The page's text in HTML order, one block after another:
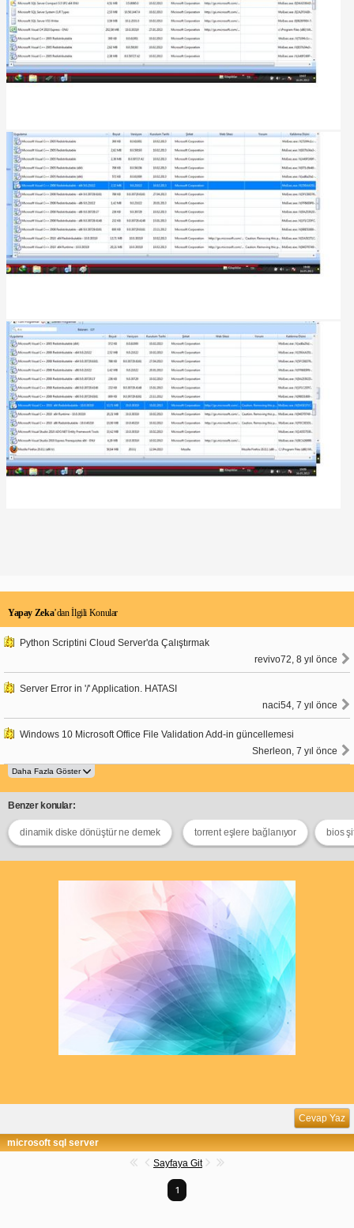
Yapay Zeka’dan İlgili Konular
Python Scriptini Cloud Server'da Çalıştırmak
revivo72, 8 yıl önce
Server Error in '/' Application. HATASI
naci54, 7 yıl önce
Windows 10 Microsoft Office File Validation Add-in güncellemesi
Sherleon, 7 yıl önce
Benzer konular:
dinamik diske dönüştür ne demek torrent eşlere bağlanıyor bios
Cevap Yaz
microsoft sql server
Sayfaya Git
1